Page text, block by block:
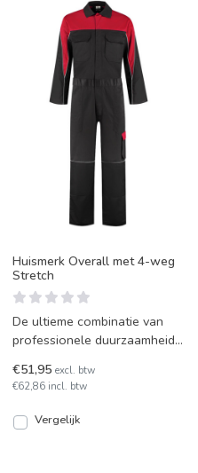
Huismerk Overall met 4-weg
Stretch
De ultieme combinatie van
professionele duurzaamheid
speciaal ontwikkeld
€51,95 excl. btw
€62,86 incl. btw
Vergelijk